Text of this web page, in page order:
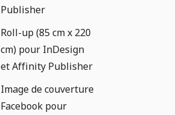
Publisher
Roll-up (85 cm x 220
cm) pour InDesign
et Affinity Publisher
Image de couverture
Facebook pour